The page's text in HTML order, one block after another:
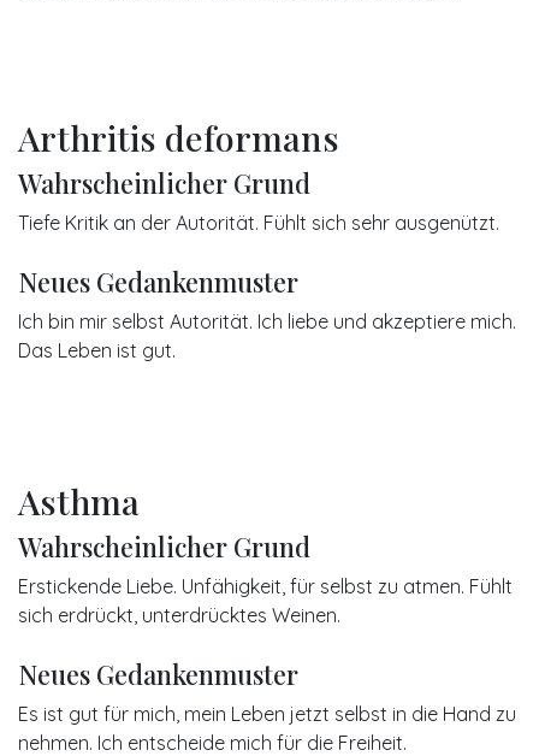
Arthritis deformans
Wahrscheinlicher Grund
Tiefe Kritik an der Autorität. Fühlt sich sehr ausgenützt.
Neues Gedankenmuster
Ich bin mir selbst Autorität. Ich liebe und akzeptiere mich.
Das Leben ist gut.
Asthma
Wahrscheinlicher Grund
Erstickende Liebe. Unfähigkeit, für selbst zu atmen. Fühlt
sich erdrückt, unterdrücktes Weinen.
Neues Gedankenmuster
Es ist gut für mich, mein Leben jetzt selbst in die Hand zu
nehmen. Ich entscheide mich für die Freiheit.